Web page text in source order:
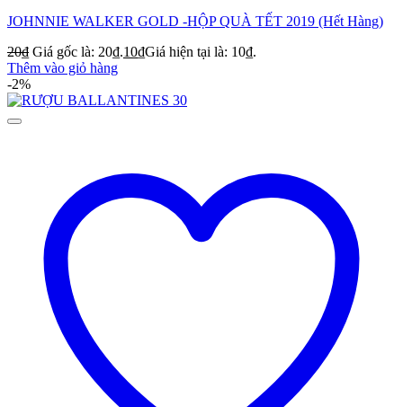
JOHNNIE WALKER GOLD -HỘP QUÀ TẾT 2019 (Hết Hàng)
20₫ Giá gốc là: 20₫.10₫Giá hiện tại là: 10₫.
Thêm vào giỏ hàng
-2%